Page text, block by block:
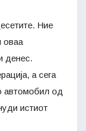
Ние
оваа
денес.
а сега
автомобил од
истиот